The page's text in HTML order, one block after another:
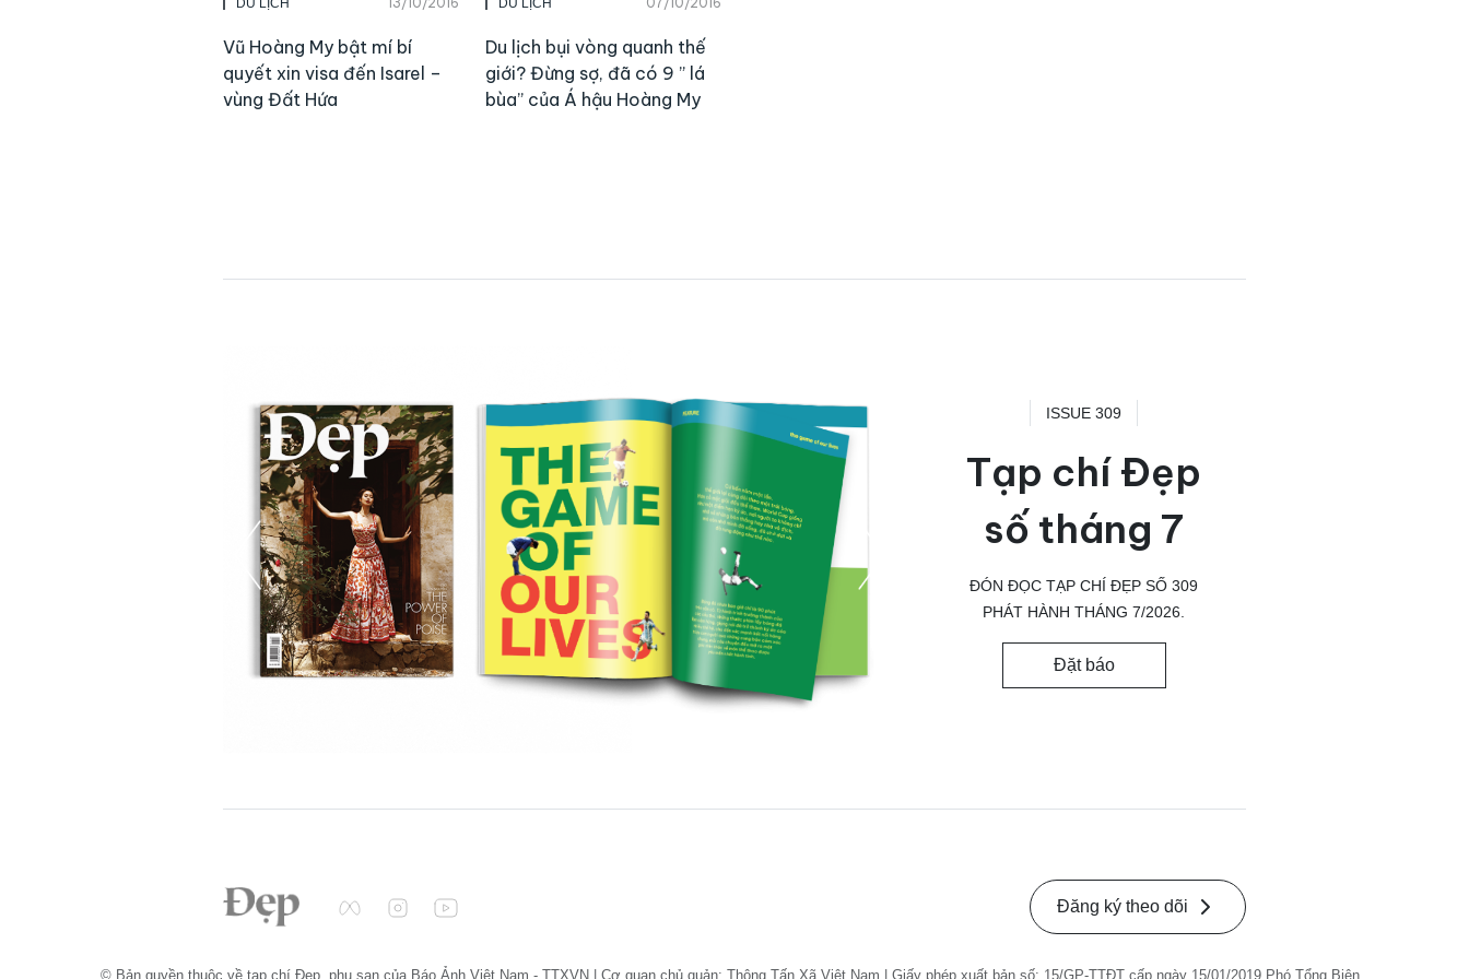
Vũ Hoàng My bật mí bí
quyết xin visa đến Isarel –
vùng Đất Hứa
Du lịch bụi vòng quanh thế
giới? Đừng sợ, đã có 9 ” lá
bùa” của Á hậu Hoàng My
ISSUE 309
Tạp chí Đẹp
số tháng 7
ĐÓN ĐỌC TẠP CHÍ ĐẸP SỐ 309
PHÁT HÀNH THÁNG 7/2026.
Đặt báo
Đăng ký theo dõi
© Bản quyền thuộc về tạp chí Đẹp, phụ san của Báo Ảnh Việt Nam - TTXVN | Cơ quan chủ quản: Thông Tấn Xã Việt Nam | Giấy phép xuất bản số: 15/GP-TTĐT cấp ngày 15/01/2019 Phó Tổng Biên